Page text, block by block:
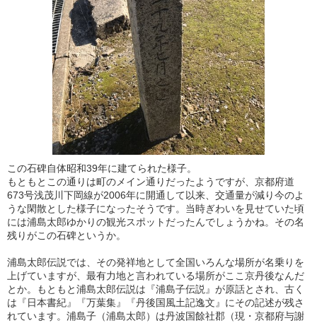
この石碑自体昭和39年に建てられた様子。
もともとこの通りは町のメイン通りだったようですが、京都府道
673号浅茂川下岡線が2006年に開通して以来、交通量が減り今のよ
うな閑散とした様子になったそうです。当時ぎわいを見せていた頃
には浦島太郎ゆかりの観光スポットだったんでしょうかね。その名
残りがこの石碑というか。
浦島太郎伝説では、その発祥地として全国いろんな場所が名乗りを
上げていますが、最有力地と言われている場所がここ京丹後なんだ
とか。もともと浦島太郎伝説は『浦島子伝説』が原話とされ、古く
は『日本書紀』『万葉集』『丹後国風土記逸文』にその記述が残さ
れています。浦島子（浦島太郎）は丹波国餘社郡（現・京都府与謝